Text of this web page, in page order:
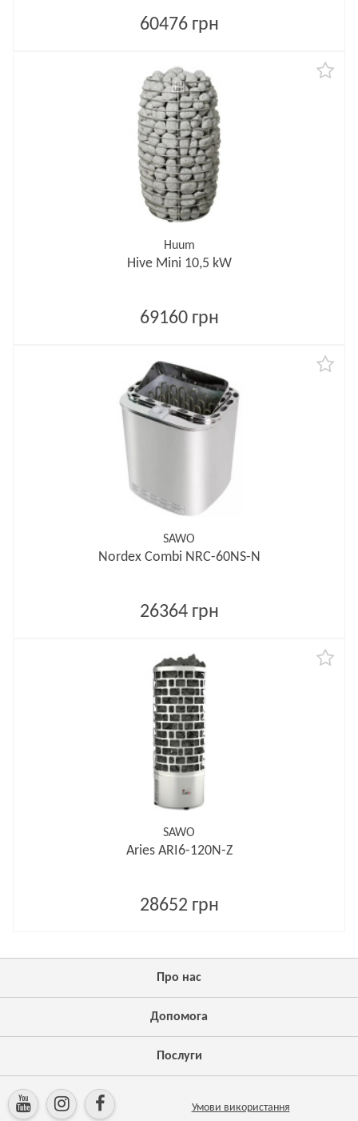
60476 грн
Huum
Hive Mini 10,5 kW
69160 грн
SAWO
Nordex Combi NRC-60NS-N
26364 грн
SAWO
Aries ARI6-120N-Z
28652 грн
Про нас
Допомога
Послуги
Умови використання